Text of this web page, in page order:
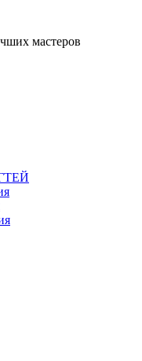
мастеров